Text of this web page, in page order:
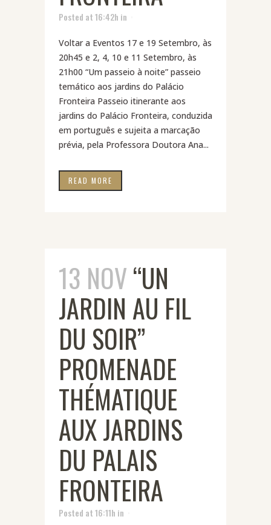
Posted at 16:42h in
Voltar a Eventos 17 e 19 Setembro, às
20h45 e 2, 4, 10 e 11 Setembro, às
21h00 “Um passeio à noite” passeio
temático aos jardins do Palácio
Fronteira Passeio itinerante aos
jardins do Palácio Fronteira, conduzida
em português e sujeita a marcação
prévia, pela Professora Doutora Ana...
READ MORE
13 NOV“UN
JARDIN AU FIL
DU SOIR”
PROMENADE
THÉMATIQUE
AUX JARDINS
DU PALAIS
FRONTEIRA
Posted at 16:11h in